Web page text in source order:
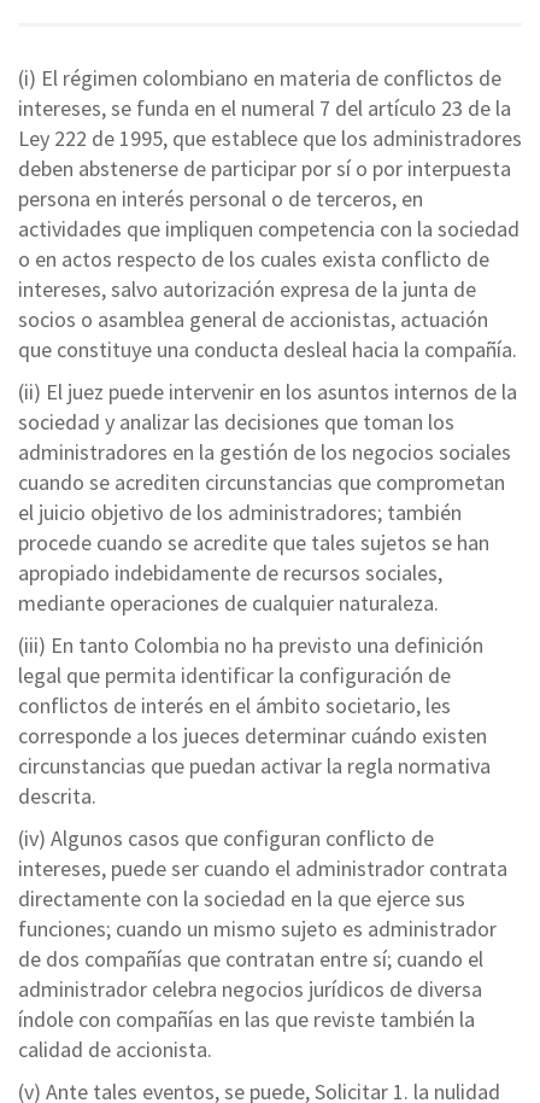
(i) El régimen colombiano en materia de conflictos de
intereses, se funda en el numeral 7 del artículo 23 de la
Ley 222 de 1995, que establece que los administradores
deben abstenerse de participar por sí o por interpuesta
persona en interés personal o de terceros, en
actividades que impliquen competencia con la sociedad
o en actos respecto de los cuales exista conflicto de
intereses, salvo autorización expresa de la junta de
socios o asamblea general de accionistas, actuación
que constituye una conducta desleal hacia la compañía.
(ii) El juez puede intervenir en los asuntos internos de la
sociedad y analizar las decisiones que toman los
administradores en la gestión de los negocios sociales
cuando se acrediten circunstancias que comprometan
el juicio objetivo de los administradores; también
procede cuando se acredite que tales sujetos se han
apropiado indebidamente de recursos sociales,
mediante operaciones de cualquier naturaleza.
(iii) En tanto Colombia no ha previsto una definición
legal que permita identificar la configuración de
conflictos de interés en el ámbito societario, les
corresponde a los jueces determinar cuándo existen
circunstancias que puedan activar la regla normativa
descrita.
(iv) Algunos casos que configuran conflicto de
intereses, puede ser cuando el administrador contrata
directamente con la sociedad en la que ejerce sus
funciones; cuando un mismo sujeto es administrador
de dos compañías que contratan entre sí; cuando el
administrador celebra negocios jurídicos de diversa
índole con compañías en las que reviste también la
calidad de accionista.
(v) Ante tales eventos, se puede, Solicitar 1. la nulidad